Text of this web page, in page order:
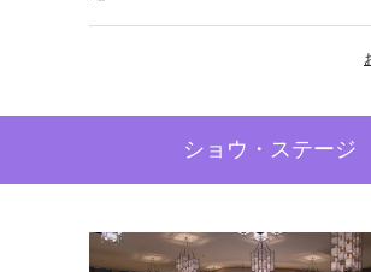
ショウ・ステージ